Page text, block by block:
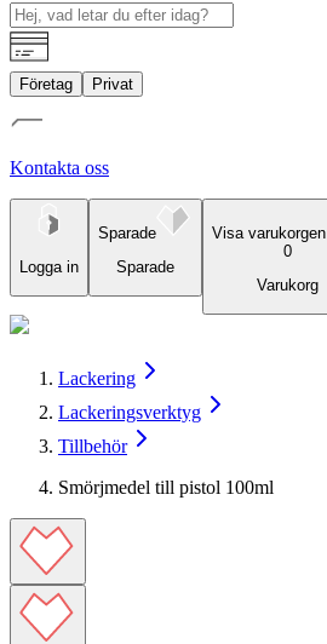
Företag Privat
Kontakta oss
Logga in
Sparade
Sparade
Visa varukorgen
0
Varukorg
Lackering
Lackeringsverktyg
Tillbehör
Smörjmedel till pistol 100ml